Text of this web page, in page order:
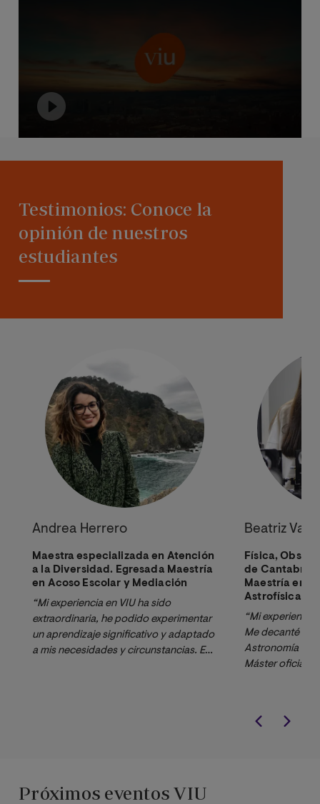
Testimonios: Conoce la
opinión de nuestros
estudiantes
Andrea Herrero
Maestra especializada en Atención
a la Diversidad. Egresada Maestría
en Acoso Escolar y Mediación
“Mi experiencia en VIU ha sido
extraordinaria, he podido experimentar
un aprendizaje significativo y adaptado
a mis necesidades y circunstancias. En
Beatriz
Física,
de Cantabria.
Maestría en
Astrofísica.
“Mi experiencia
Me decanté por
Astronomía y
Máster oficial y
Astronómico
Próximos eventos VIU